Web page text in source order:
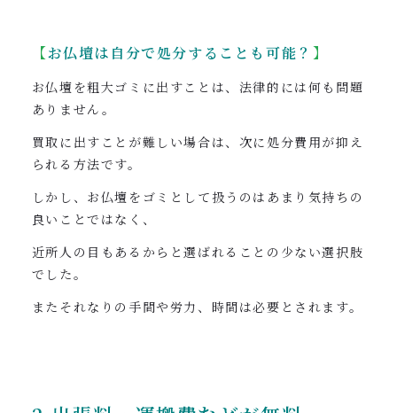
【お仏壇は 自分で処分することも可能？ 】
お仏壇を粗大ゴミに出すことは、法律的には何も問題
ありません。
買取に出すことが難しい場合は、次に処分費用が抑え
られる方法です。
しかし、お仏壇をゴミとして扱うのはあまり気持ちの
良いことではなく、
近所人の目もあるからと選ばれることの少ない選択肢
でした。
またそれなりの手間や労力、時間は必要とされます。